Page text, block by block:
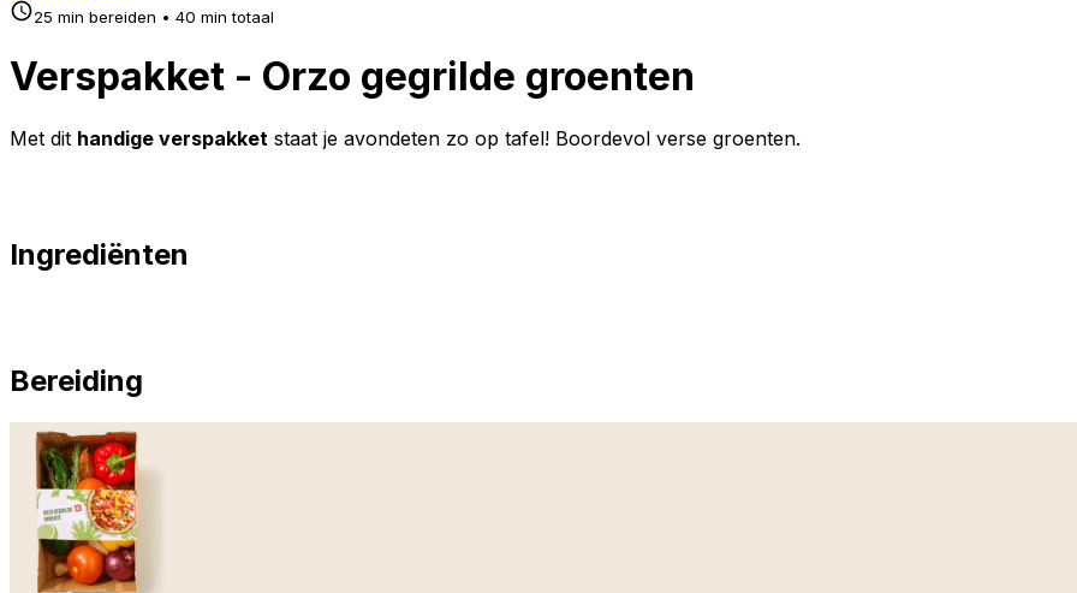
25 min bereiden • 40 min totaal
Verspakket - Orzo gegrilde groenten
Met dit handige verspakket staat je avondeten zo op tafel! Boordevol verse groenten.
Ingrediënten
Bereiding